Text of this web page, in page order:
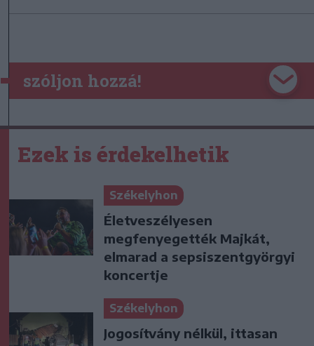
szóljon hozzá!
Ezek is érdekelhetik
Székelyhon
Életveszélyesen
megfenyegették Majkát,
elmarad a sepsiszentgyörgyi
koncertje
Székelyhon
Jogosítvány nélkül, ittasan